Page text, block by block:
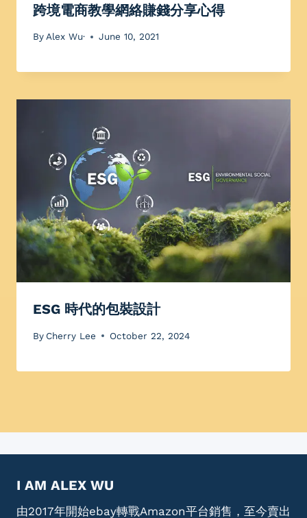
跨境電商教學網絡賺錢分享心得
ByAlex Wu· June 10, 2021
ESG 時代的包裝設計
By Cherry Lee October 22, 2024
I AM ALEX WU
由2017年開始ebay轉戰Amazon平台銷售，至今賣出